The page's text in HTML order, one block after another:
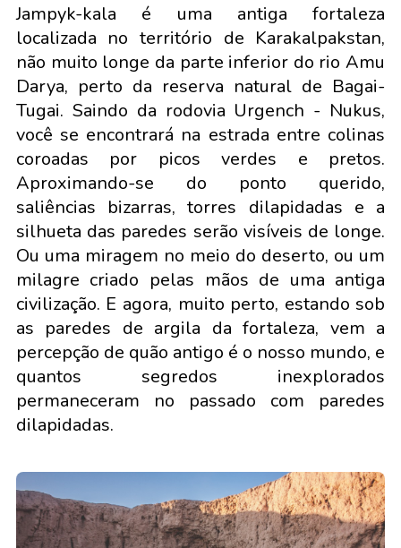
Jampyk-kala é uma antiga fortaleza
localizada no território de Karakalpakstan,
não muito longe da parte inferior do rio Amu
Darya, perto da reserva natural de Bagai-
Tugai. Saindo da rodovia Urgench - Nukus,
você se encontrará na estrada entre colinas
coroadas por picos verdes e pretos.
Aproximando-se do ponto querido,
saliências bizarras, torres dilapidadas e a
silhueta das paredes serão visíveis de longe.
Ou uma miragem no meio do deserto, ou um
milagre criado pelas mãos de uma antiga
civilização. E agora, muito perto, estando sob
as paredes de argila da fortaleza, vem a
percepção de quão antigo é o nosso mundo, e
quantos segredos inexplorados
permaneceram no passado com paredes
dilapidadas.